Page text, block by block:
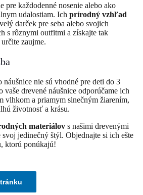
pre každodenné nosenie alebo ako
udalostiam. Ich prírodný vzhľad
darček pre seba alebo svojich
s rôznymi outfitmi a získajte tak
zaujme.
náušnice nie sú vhodné pre deti do 3
vaše drevené náušnice odporúčame ich
vlhkom a priamym slnečným žiarením,
životnosť a krásu.
materiálov s našimi drevenými
svoj jedinečný štýl. Objednajte si ich ešte
ktorú ponúkajú!